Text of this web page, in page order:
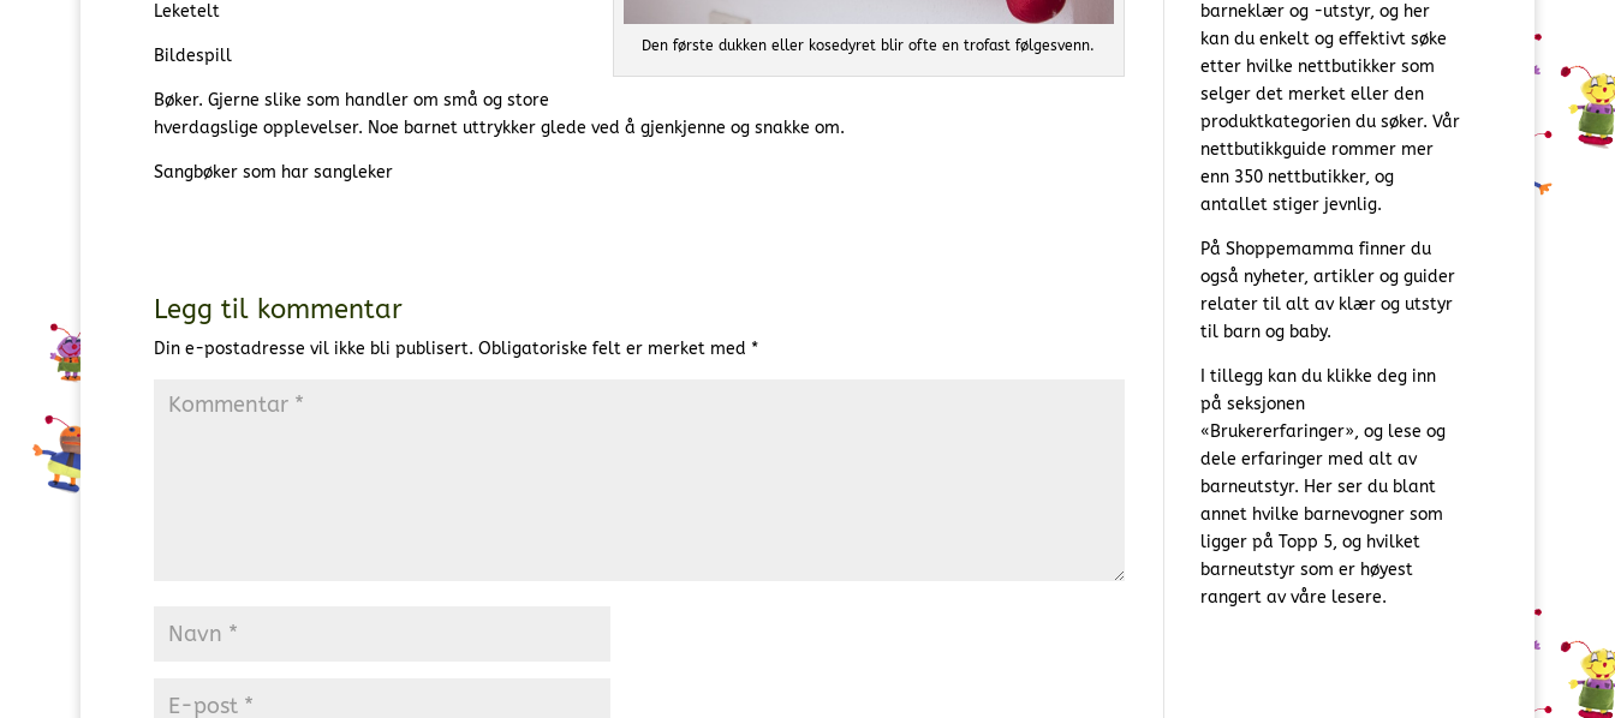
Den første dukken eller kosedyret blir ofte en trofast følgesvenn.
Leketelt
Bildespill
Bøker. Gjerne slike som handler om små og store
hverdagslige opplevelser. Noe barnet uttrykker glede ved å gjenkjenne og snakke om.
Sangbøker som har sangleker
Legg til kommentar
Din e-postadresse vil ikke bli publisert. Obligatoriske felt er merket med *
barneklær og -utstyr, og her
kan du enkelt og effektivt søke
etter hvilke nettbutikker som
selger det merket eller den
produktkategorien du søker. Vår
nettbutikkguide rommer mer
enn 350 nettbutikker, og
antallet stiger jevnlig.
På Shoppemamma finner du
også nyheter, artikler og guider
relater til alt av klær og utstyr
til barn og baby.
I tillegg kan du klikke deg inn
på seksjonen
«Brukererfaringer», og lese og
dele erfaringer med alt av
barneutstyr. Her ser du blant
annet hvilke barnevogner som
ligger på Topp 5, og hvilket
barneutstyr som er høyest
rangert av våre lesere.